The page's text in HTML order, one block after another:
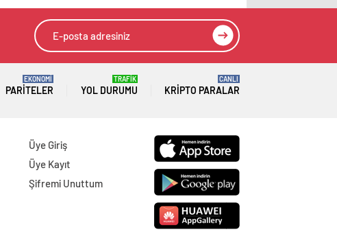
adımında genetik
ve çevre etkisi
PARITELER
EKONOMİ
YOL DURUMU
TRAFİK
KRIPTO PARALAR
CANLI
Üye Giriş
Üye Kayıt
Şifremi Unuttum